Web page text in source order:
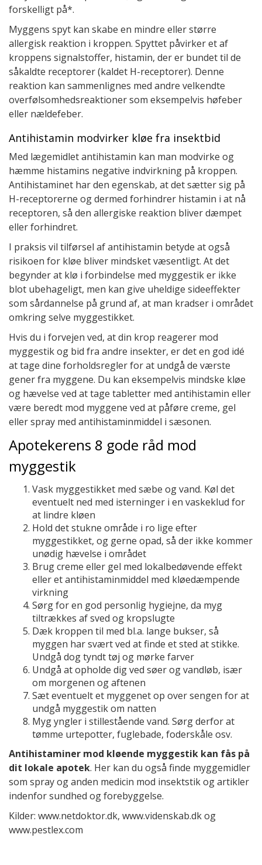
forskelligt på*.
Myggens spyt kan skabe en mindre eller større
allergisk reaktion i kroppen. Spyttet påvirker et af
kroppens signalstoffer, histamin, der er bundet til de
såkaldte receptorer (kaldet H-receptorer). Denne
reaktion kan sammenlignes med andre velkendte
overfølsomhedsreaktioner som eksempelvis høfeber
eller nældefeber.
Antihistamin modvirker kløe fra insektbid
Med lægemidlet antihistamin kan man modvirke og
hæmme histamins negative indvirkning på kroppen.
Antihistaminet har den egenskab, at det sætter sig på
H-receptorerne og dermed forhindrer histamin i at nå
receptoren, så den allergiske reaktion bliver dæmpet
eller forhindret.
I praksis vil tilførsel af antihistamin betyde at også
risikoen for kløe bliver mindsket væsentligt. At det
begynder at klø i forbindelse med myggestik er ikke
blot ubehageligt, men kan give uheldige sideeffekter
som sårdannelse på grund af, at man kradser i området
omkring selve myggestikket.
Hvis du i forvejen ved, at din krop reagerer mod
myggestik og bid fra andre insekter, er det en god idé
at tage dine forholdsregler for at undgå de værste
gener fra myggene. Du kan eksempelvis mindske kløe
og hævelse ved at tage tabletter med antihistamin eller
være beredt mod myggene ved at påføre creme, gel
eller spray med antihistaminmiddel i sæsonen.
Apotekerens 8 gode råd mod
myggestik
Vask myggestikket med sæbe og vand. Køl det
eventuelt ned med isterninger i en vaskeklud for
at lindre kløen
Hold det stukne område i ro lige efter
myggestikket, og gerne opad, så der ikke kommer
unødig hævelse i området
Brug creme eller gel med lokalbedøvende effekt
eller et antihistaminmiddel med kløedæmpende
virkning
Sørg for en god personlig hygiejne, da myg
tiltrækkes af sved og kropslugte
Dæk kroppen til med bl.a. lange bukser, så
myggen har svært ved at finde et sted at stikke.
Undgå dog tyndt tøj og mørke farver
Undgå at opholde dig ved søer og vandløb, især
om morgenen og aftenen
Sæt eventuelt et myggenet op over sengen for at
undgå myggestik om natten
Myg yngler i stillestående vand. Sørg derfor at
tømme urtepotter, fuglebade, foderskåle osv.
Antihistaminer mod kløende myggestik kan fås på
dit lokale apotek. Her kan du også finde myggemidler
som spray og anden medicin mod insektstik og artikler
indenfor sundhed og forebyggelse.
Kilder: www.netdoktor.dk, www.videnskab.dk og
www.pestlex.com